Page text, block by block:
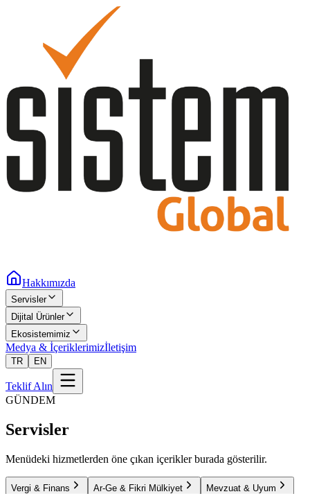
Hakkımızda
Servisler
Dijital Ürünler
Ekosistemimiz
Medya & İçeriklerimizİletişim
TR EN
Teklif Alın
GÜNDEM
Servisler
Menüdeki hizmetlerden öne çıkan içerikler burada gösterilir.
Vergi & Finans Ar-Ge & Fikri Mülkiyet
Mevzuat & Uyum